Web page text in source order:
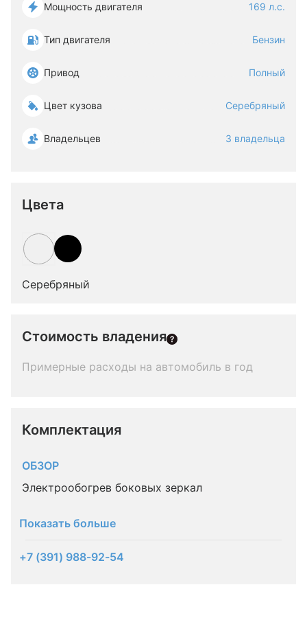
Мощность двигателя 169 л.с.
Тип двигателя Бензин
Привод Полный
Цвет кузова Серебряный
Владельцев 3 владельца
Цвета
Серебряный
Стоимость владения
Примерные расходы на автомобиль в год
Комплектация
ОБЗОР
Электрообогрев боковых зеркал
Показать больше
+7 (391) 988-92-54